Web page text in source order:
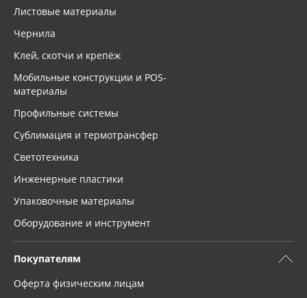
Листовые материалы
Чернила
Клей, скотчи и крепёж
Мобильные конструкции и POS-
материалы
Профильные системы
Сублимация и термотрансфер
Светотехника
Инженерные пластики
Упаковочные материалы
Оборудование и инструмент
Покупателям
Оферта физическим лицам